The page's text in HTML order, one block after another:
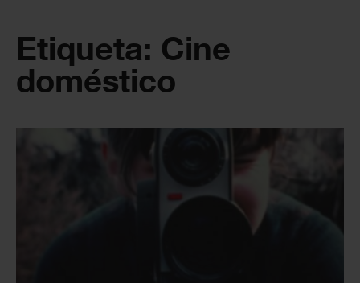
Etiqueta: Cine
doméstico